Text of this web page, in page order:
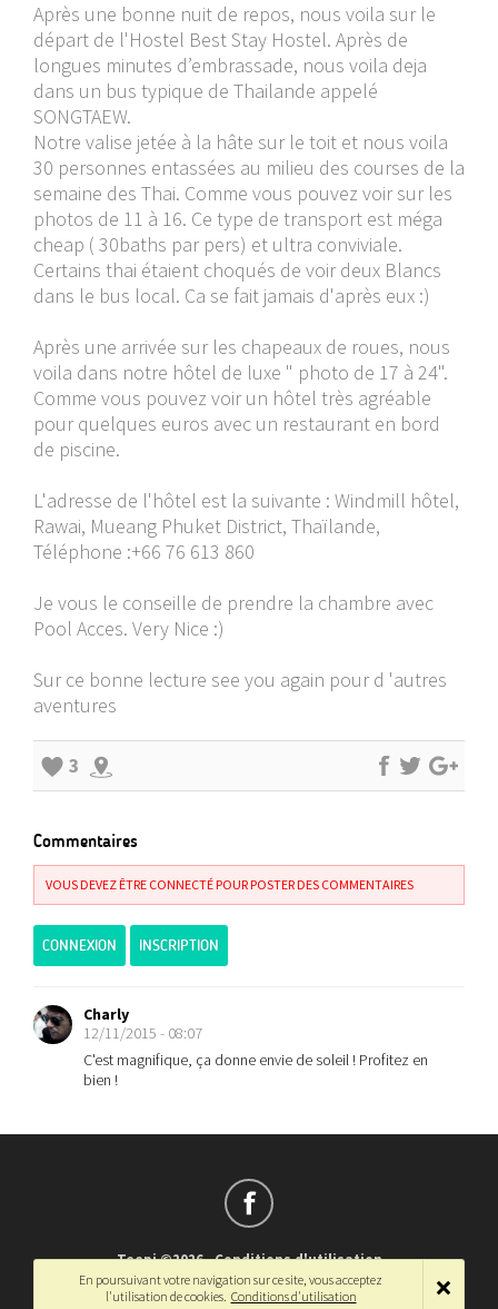
Après une bonne nuit de repos, nous voila sur le
départ de l'Hostel Best Stay Hostel. Après de
longues minutes d’embrassade, nous voila deja
dans un bus typique de Thailande appelé
SONGTAEW.
Notre valise jetée à la hâte sur le toit et nous voila
30 personnes entassées au milieu des courses de la
semaine des Thai. Comme vous pouvez voir sur les
photos de 11 à 16. Ce type de transport est méga
cheap ( 30baths par pers) et ultra conviviale.
Certains thai étaient choqués de voir deux Blancs
dans le bus local. Ca se fait jamais d'après eux :)
Après une arrivée sur les chapeaux de roues, nous
voila dans notre hôtel de luxe " photo de 17 à 24".
Comme vous pouvez voir un hôtel très agréable
pour quelques euros avec un restaurant en bord
de piscine.
L'adresse de l'hôtel est la suivante : Windmill hôtel,
Rawai, Mueang Phuket District, Thaïlande,
Téléphone :+66 76 613 860
Je vous le conseille de prendre la chambre avec
Pool Acces. Very Nice :)
Sur ce bonne lecture see you again pour d 'autres
aventures
3
Commentaires
VOUS DEVEZ ÊTRE CONNECTÉ POUR POSTER DES COMMENTAIRES
CONNEXION INSCRIPTION
Charly
12/11/2015 - 08:07
C'est magnifique, ça donne envie de soleil ! Profitez en
bien !
Teepi ©2026-Conditions d'utilisation
Français-English
En poursuivant votre navigation sur ce site, vous acceptez
l'utilisation de cookies. Conditions d'utilisation